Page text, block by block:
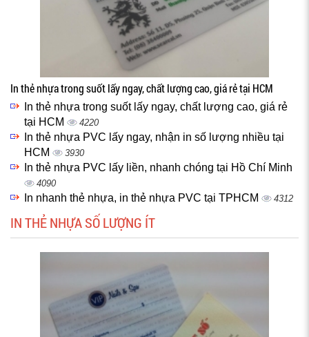
In thẻ nhựa trong suốt lấy ngay, chất lượng cao, giá rẻ tại HCM
In thẻ nhựa trong suốt lấy ngay, chất lượng cao, giá rẻ
tại HCM
4220
In thẻ nhựa PVC lấy ngay, nhận in số lượng nhiều tại
HCM
3930
In thẻ nhựa PVC lấy liền, nhanh chóng tại Hồ Chí Minh
4090
In nhanh thẻ nhựa, in thẻ nhựa PVC tại TPHCM 4312
IN THẺ NHỰA SỐ LƯỢNG ÍT